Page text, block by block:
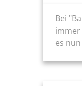
Bei
immer
es